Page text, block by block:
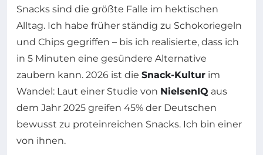
Snacks sind die größte Falle im hektischen
Alltag. Ich habe früher ständig zu Schokoriegeln
und Chips gegriffen – bis ich realisierte, dass ich
in 5 Minuten eine gesündere Alternative
zaubern kann. 2026 ist die Snack-Kultur im
Wandel: Laut einer Studie von NielsenIQ aus
dem Jahr 2025 greifen 45% der Deutschen
bewusst zu proteinreichen Snacks. Ich bin einer
von ihnen.